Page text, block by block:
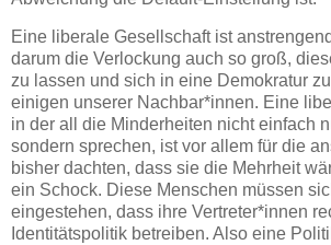
Eine liberale Gesellschaft ist
darum die Verlockung auch so groß,
zu lassen und sich in eine Demokratur
einigen unserer Nachbar*innen. Eine
in der all die Minderheiten nicht einfach
sondern sprechen, ist vor allem für die
bisher dachten, dass sie die Mehrheit
ein Schock. Diese Menschen müssen
eingestehen, dass ihre Vertreter*innen
Identitätspolitik betreiben. Also eine